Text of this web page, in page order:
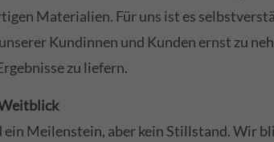
Materialien. Für uns ist es
Kundinnen und Kunden ernst zu
zu liefern.
ein Meilenstein, aber kein Stillstand. Wir